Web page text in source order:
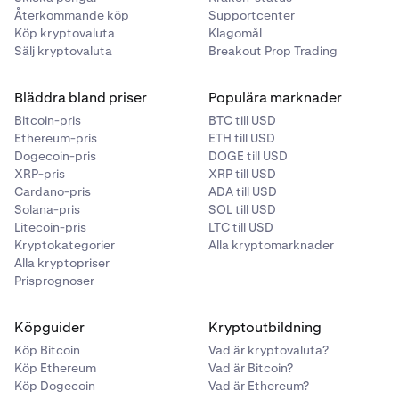
Återkommande köp
Köp kryptovaluta
Sälj kryptovaluta
Supportcenter
Klagomål
Breakout Prop Trading
Bläddra bland priser
Bitcoin-pris
Ethereum-pris
Dogecoin-pris
XRP-pris
Cardano-pris
Solana-pris
Litecoin-pris
Kryptokategorier
Alla kryptopriser
Prisprognoser
Populära marknader
BTC till USD
ETH till USD
DOGE till USD
XRP till USD
ADA till USD
SOL till USD
LTC till USD
Alla kryptomarknader
Köpguider
Köp Bitcoin
Köp Ethereum
Köp Dogecoin
Kryptoutbildning
Vad är kryptovaluta?
Vad är Bitcoin?
Vad är Ethereum?